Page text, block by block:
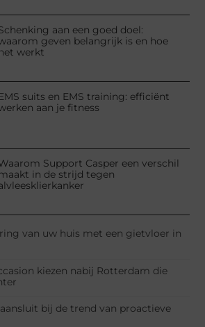
aan een goed doel:
geven belangrijk is en hoe
werkt
suits en EMS training: efficiënt
aan je fitness
Support Casper een verschil
in de strijd tegen
van uw huis met een gietvloer in
kiezen nabij Rotterdam die
bij de trend van proactieve